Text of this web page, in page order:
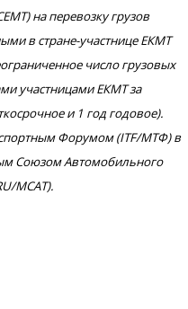
на перевозку грузов
в стране-участнице ЕКМТ
число грузовых
участницами ЕКМТ за
и 1 год годовое).
Форумом (ITF/МТФ) в
Союзом Автомобильного
МСАТ).